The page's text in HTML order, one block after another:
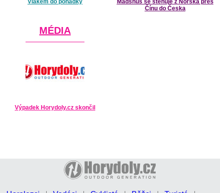
Vlakem do pohádky
Madshus se stěhuje z Norska přes
Čínu do Česka
MÉDIA
Výpadek Horydoly.cz skončil